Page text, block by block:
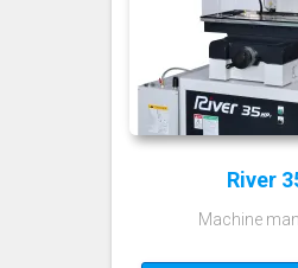
River
Machine